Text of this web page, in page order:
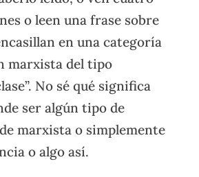
o leen una frase sobre
en una categoría
marxista del tipo
No sé qué significa
ser algún tipo de
marxista o simplemente
o algo así.